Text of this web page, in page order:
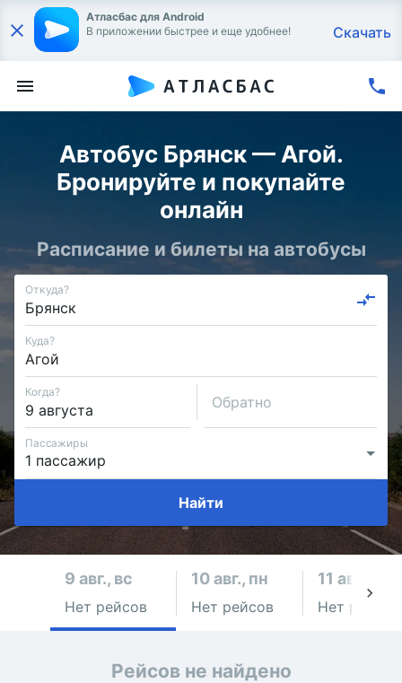
Атласбас для Android
В приложении быстрее и еще удобнее!
Скачать
Автобус Брянск — Агой.
Бронируйте и покупайте
онлайн
Расписание и билеты на автобусы
Откуда?
Куда?
Когда?
Обратно
Пассажиры
Найти
9 авг., вс
Нет рейсов
10 авг., пн
Нет рейсов
11 авг., вт
Нет рейсов
Рейсов не найдено